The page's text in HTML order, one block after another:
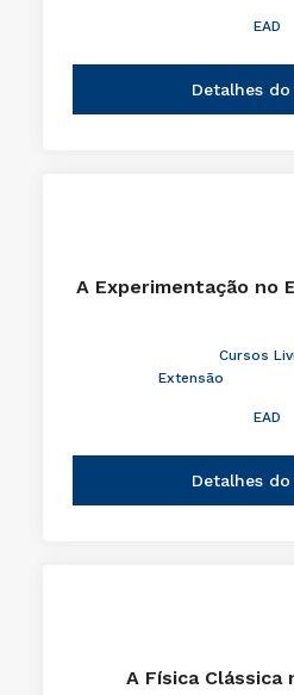
EAD
Detalhes
A Experimentação no
Cursos
Extensão
EAD
Detalhes
A Física Clássica